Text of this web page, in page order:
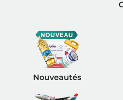
Nouveautés